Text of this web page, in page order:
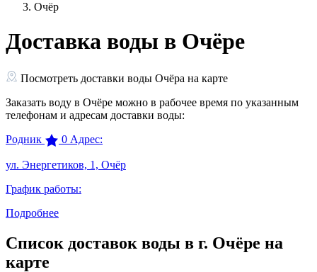
Очёр
Доставка воды в Очёре
Посмотреть доставки воды Очёра на карте
Заказать воду в Очёре можно в рабочее время по указанным
телефонам и адресам доставки воды:
Родник
0 Адрес:
ул. Энергетиков, 1, Очёр
График работы:
Подробнее
Список доставок воды в г. Очёре на
карте